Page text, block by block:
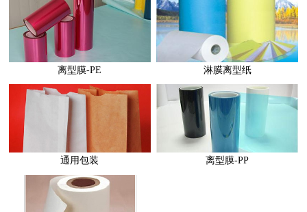
离型膜-PE 淋膜离型纸
通用包装 离型膜-PP